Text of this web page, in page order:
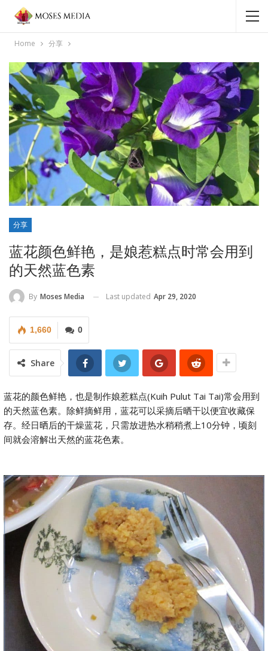
Home 分享
分享
蓝花颜色鲜艳，是娘惹糕点时常会用到
的天然蓝色素
By Moses Media Last updated Apr 29, 2020
0
1,660
Share
蓝花的颜色鲜艳，也是制作娘惹糕点(Kuih Pulut Tai Tai)常会用到
的天然蓝色素。除鲜摘鲜用，蓝花可以采摘后晒干以便宜收藏保
存。经日晒后的干燥蓝花，只需放进热水稍稍煮上10分钟，顷刻
间就会溶解出天然的蓝花色素。